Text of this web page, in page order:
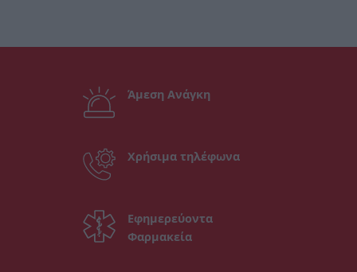
Άμεση Ανάγκη
Χρήσιμα τηλέφωνα
Εφημερεύοντα
Φαρμακεία